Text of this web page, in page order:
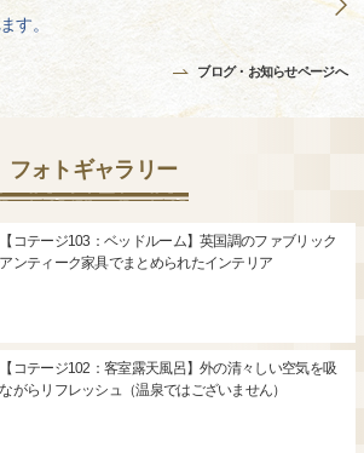
す。
ブログ・お知らせページへ
フォトギャラリー
【コテージ103：ベッドルーム】英国調のファブリック
ンティーク家具でまとめられたインテリア
【コテージ102：客室露天風呂】外の清々しい空気を吸
がらリフレッシュ（温泉ではございません）